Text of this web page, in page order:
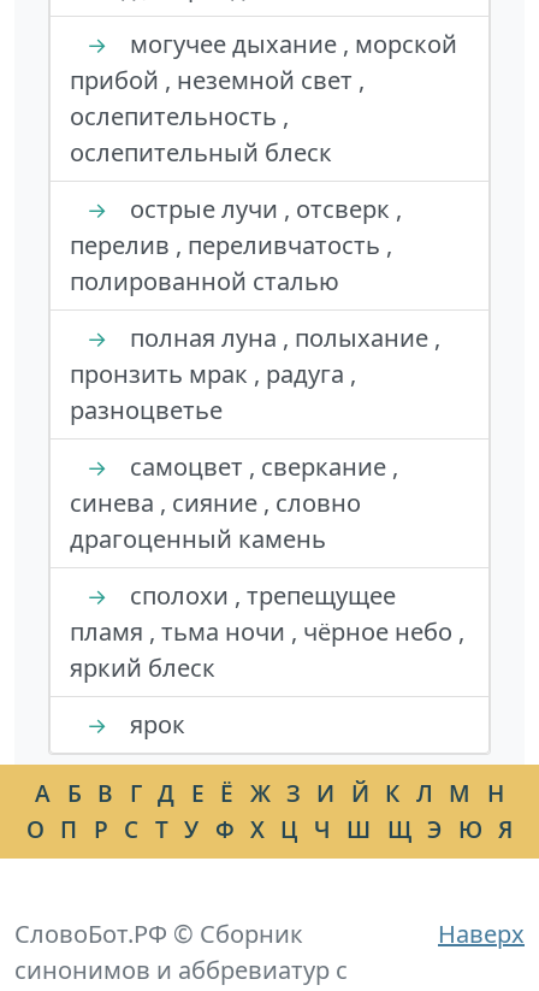
→
могучее дыхание , морской
прибой , неземной свет ,
ослепительность ,
ослепительный блеск
→
острые лучи , отсверк ,
перелив , переливчатость ,
полированной сталью
→
полная луна , полыхание ,
пронзить мрак , радуга ,
разноцветье
→
самоцвет , сверкание ,
синева , сияние , словно
драгоценный камень
→
сполохи , трепещущее
пламя , тьма ночи , чёрное небо ,
яркий блеск
→ ярок
А Б В Г Д Е Ё Ж З И Й К Л М
Н
О П Р С Т У Ф Х Ц Ч Ш Щ Э Ю Я
Наверх
СловоБот.РФ © Сборник
синонимов и аббревиатур с